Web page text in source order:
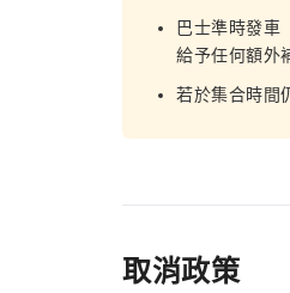
巴士準時發車
給予任何額外
若於集合時間
取消政策